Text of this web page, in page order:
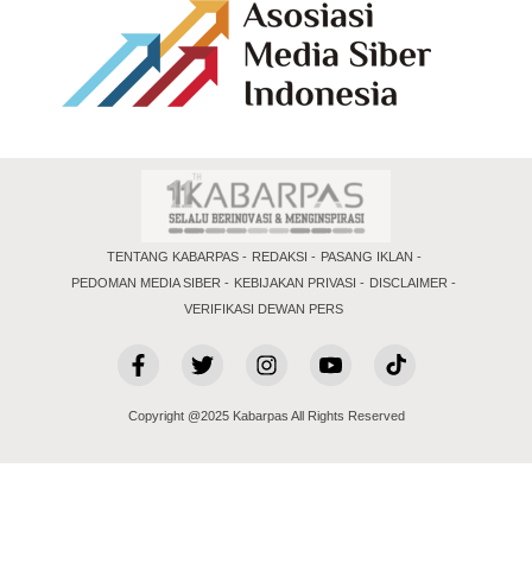
TENTANG KABARPAS REDAKSI
PASANG IKLAN
PEDOMAN MEDIA SIBER
KEBIJAKAN PRIVASI
DISCLAIMER
VERIFIKASI DEWAN PERS
Copyright @2025 Kabarpas All Rights Reserved